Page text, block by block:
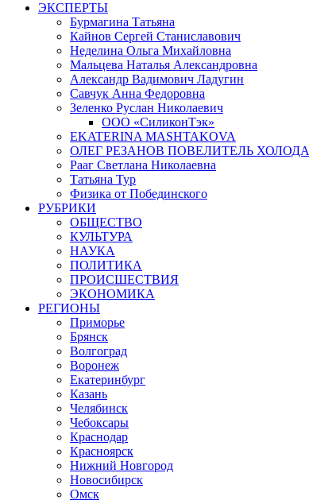
ЭКСПЕРТЫ
Бурмагина Татьяна
Кайнов Сергей Станиславович
Неделина Ольга Михайловна
Мальцева Наталья Александровна
Александр Вадимович Ладугин
Савчук Анна Федоровна
Зеленко Руслан Николаевич
ООО «СиликонТэк»
EKATERINA MASHTAKOVA
ОЛЕГ РЕЗАНОВ ПОВЕЛИТЕЛЬ ХОЛОДА
Рааг Светлана Николаевна
Татьяна Тур
Физика от Побединского
РУБРИКИ
ОБЩЕСТВО
КУЛЬТУРА
НАУКА
ПОЛИТИКА
ПРОИСШЕСТВИЯ
ЭКОНОМИКА
РЕГИОНЫ
Приморье
Брянск
Волгоград
Воронеж
Екатеринбург
Казань
Челябинск
Чебоксары
Краснодар
Красноярск
Нижний Новгород
Новосибирск
Омск